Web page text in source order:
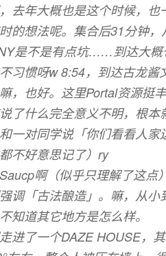
去年大概也是这个时候，
的想法呢。集合后31分钟，
是不是有点坑……到达大概
习惯呀w 8:54，到达古龙
也好。这里Portal资源挺丰
了什么完全意义不明，根
一对同学说「你们看看人
不好意思记了）ry
啊（似乎只理解了这点
调「古法酿造」。嘛，从
知道其它地方是怎么样。
进了一个DAZE HOUSE，